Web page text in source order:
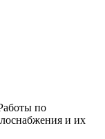
по
и их